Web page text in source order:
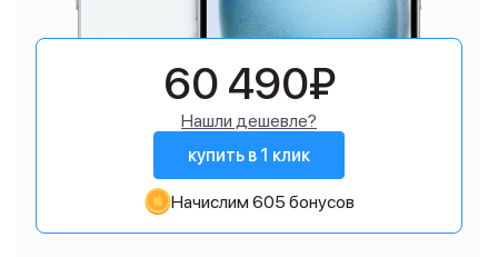
60 490₽
Нашли дешевле?
купить в 1 клик
Начислим 605 бонусов